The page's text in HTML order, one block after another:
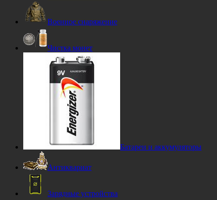
Военное снаряжение
Чистка монет
Батареи и аккумуляторы
Антиквариат
Зарядные устройства